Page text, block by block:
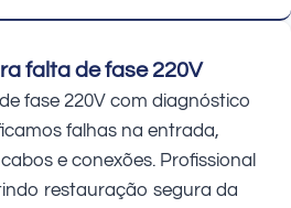
falta de fase 220V
fase 220V com diagnóstico
falhas na entrada,
e conexões. Profissional
restauração segura da